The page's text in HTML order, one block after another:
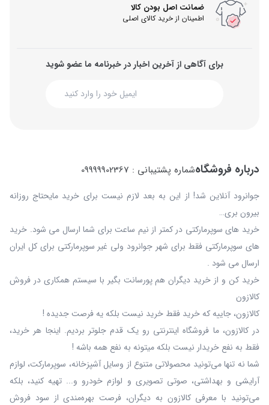
ضمانت اصل بودن کالا
اطمینان از خرید کالای اصلی
برای آگاهی از آخرین اخبار در خبرنامه ما عضو شوید
درباره فروشگاهشماره پشتیبانی : 09999902367
جوانرود آنلاین شد! از این به بعد لازم نیست برای خرید مایحتاج روزانه
بیرون بری…
خرید های سوپرمارکتی در کمتر از نیم ساعت برای شما ارسال می شود. خرید
های سوپرمارکتی فقط برای شهر جوانرود ولی غیر سوپرمارکتی برای کل ایران
ارسال می شود .
خرید کن و از خرید دیگران هم پورسانت بگیر با سیستم همکاری در فروش
کالازون
کالازون، جاییه که خرید فقط خرید نیست بلکه یه فرصت جدیده !
در کالازون، ما فروشگاه اینترنتی رو یک قدم جلوتر بردیم. اینجا هر خرید،
فقط به نفع خریدار نیست بلکه میتونه به نفع همه باشه !
شما نه‌ تنها می‌تونید محصولاتی متنوع از وسایل آشپزخانه، سوپرمارکت، لوازم
آرایشی و بهداشتی، صوتی تصویری و لوازم خودرو و... تهیه کنید، بلکه
می‌تونید با معرفی کالازون به دیگران، فرصت بهره‌مندی از سود فروش